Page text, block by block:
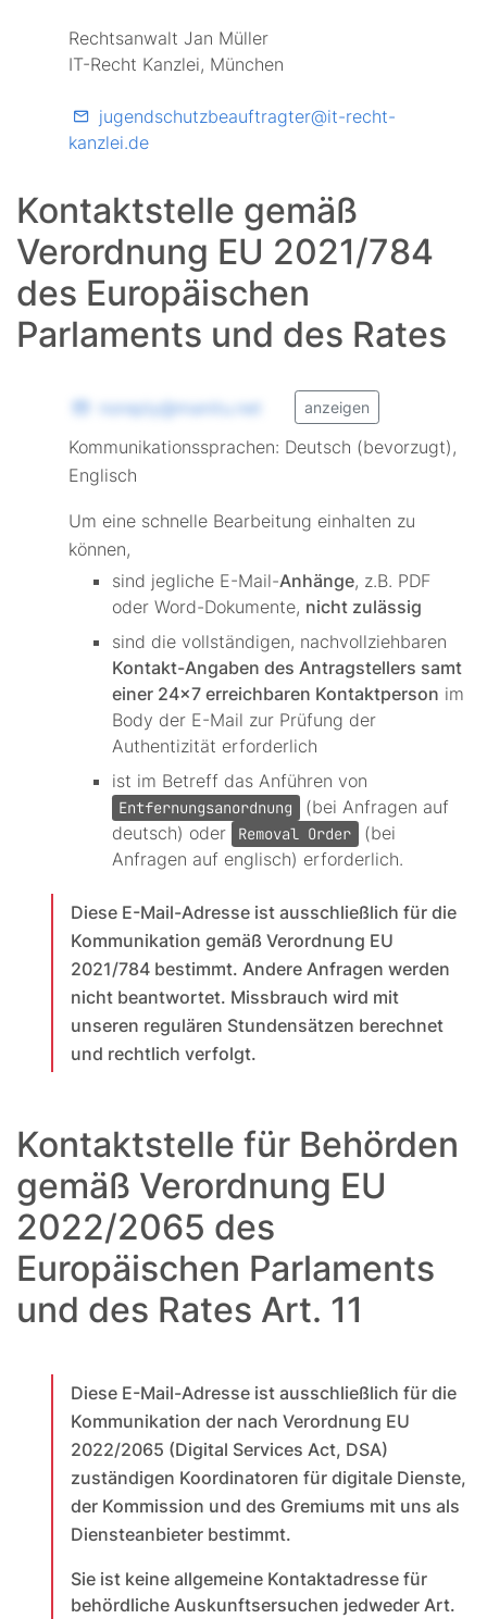
Rechtsanwalt Jan Müller
IT-Recht Kanzlei, München
jugendschutzbeauftragter@it-recht-
kanzlei.de
Kontaktstelle gemäß
Verordnung EU 2021/784
des Europäischen
Parlaments und des Rates
noreply@manitu.net anzeigen
Kommunikationssprachen: Deutsch (bevorzugt),
Englisch
Um eine schnelle Bearbeitung einhalten zu
können,
sind jegliche E-Mail-Anhänge, z.B. PDF
oder Word-Dokumente, nicht zulässig
sind die vollständigen, nachvollziehbaren
Kontakt-Angaben des Antragstellers samt
einer 24x7 erreichbaren Kontaktperson im
Body der E-Mail zur Prüfung der
Authentizität erforderlich
ist im Betreff das Anführen von
Entfernungsanordnung
(bei Anfragen auf
deutsch) oder
Removal Order
(bei
Anfragen auf englisch) erforderlich.
Diese E-Mail-Adresse ist ausschließlich für die
Kommunikation gemäß Verordnung EU
2021/784 bestimmt. Andere Anfragen werden
nicht beantwortet. Missbrauch wird mit
unseren regulären Stundensätzen berechnet
und rechtlich verfolgt.
Kontaktstelle für Behörden
gemäß Verordnung EU
2022/2065 des
Europäischen Parlaments
und des Rates Art. 11
Diese E-Mail-Adresse ist ausschließlich für die
Kommunikation der nach Verordnung EU
2022/2065 (Digital Services Act, DSA)
zuständigen Koordinatoren für digitale Dienste,
der Kommission und des Gremiums mit uns als
Diensteanbieter bestimmt.
Sie ist keine allgemeine Kontaktadresse für
behördliche Auskunftsersuchen jedweder Art.